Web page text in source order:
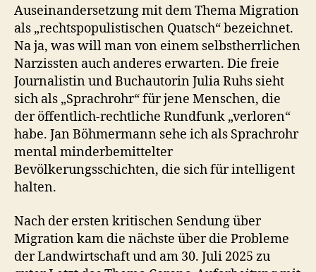
Auseinandersetzung mit dem Thema Migration
als „rechtspopulistischen Quatsch“ bezeichnet.
Na ja, was will man von einem selbstherrlichen
Narzissten auch anderes erwarten. Die freie
Journalistin und Buchautorin Julia Ruhs sieht
sich als „Sprachrohr“ für jene Menschen, die
der öffentlich-rechtliche Rundfunk „verloren“
habe. Jan Böhmermann sehe ich als Sprachrohr
mental minderbemittelter
Bevölkerungsschichten, die sich für intelligent
halten.
Nach der ersten kritischen Sendung über
Migration kam die nächste über die Probleme
der Landwirtschaft und am 30. Juli 2025 zu